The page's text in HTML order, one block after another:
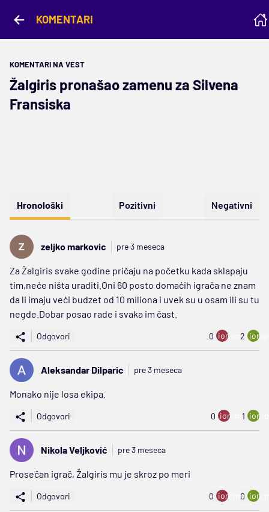
KOMENTARI
KOMENTARI NA VEST
Žalgiris pronašao zamenu za Silvena
Fransiska
Hronološki Pozitivni Negativni
zeljko markovic pre 3 meseca
Za Žalgiris svake godine pričaju na početku kada sklapaju
tim,neċe ništa uraditi.Oni 60 posto domaċih igrača ne znam
da li imaju veċi budzet od 10 miliona i uvek su u osam ili su tu
negde.Dobar posao rade i svaka im čast.
Odgovori 0 ion:minus
2
Aleksandar Dilparic pre 3 meseca
Monako nije losa ekipa.
Odgovori 0 ion:minus
1
Nikola Veljković pre 3 meseca
Prosečan igrač, Žalgiris mu je skroz po meri
Odgovori 0 ion:minus
0